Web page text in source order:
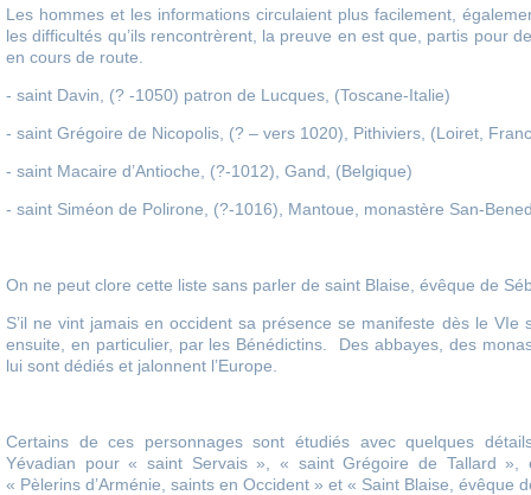
Les hommes et les informations circulaient plus facilement,
les difficultés qu’ils rencontrèrent, la preuve en est que, partis pour
en cours de route.
- saint Davin, (? -1050) patron de Lucques, (Toscane-Italie)
- saint Grégoire de Nicopolis, (? – vers 1020), Pithiviers, (Loiret,
- saint Macaire d’Antioche, (?-1012), Gand, (Belgique)
- saint Siméon de Polirone, (?-1016), Mantoue, monastère San-
On ne peut clore cette liste sans parler de saint Blaise, évêque de
S’il ne vint jamais en occident sa présence se manifeste dès le
ensuite, en particulier, par les Bénédictins. Des abbayes, des
lui sont dédiés et jalonnent l’Europe.
Certains de ces personnages sont étudiés avec quelques
Yévadian pour « saint Servais », « saint Grégoire de Tallard »,
« Pèlerins d’Arménie, saints en Occident » et « Saint Blaise, évêque